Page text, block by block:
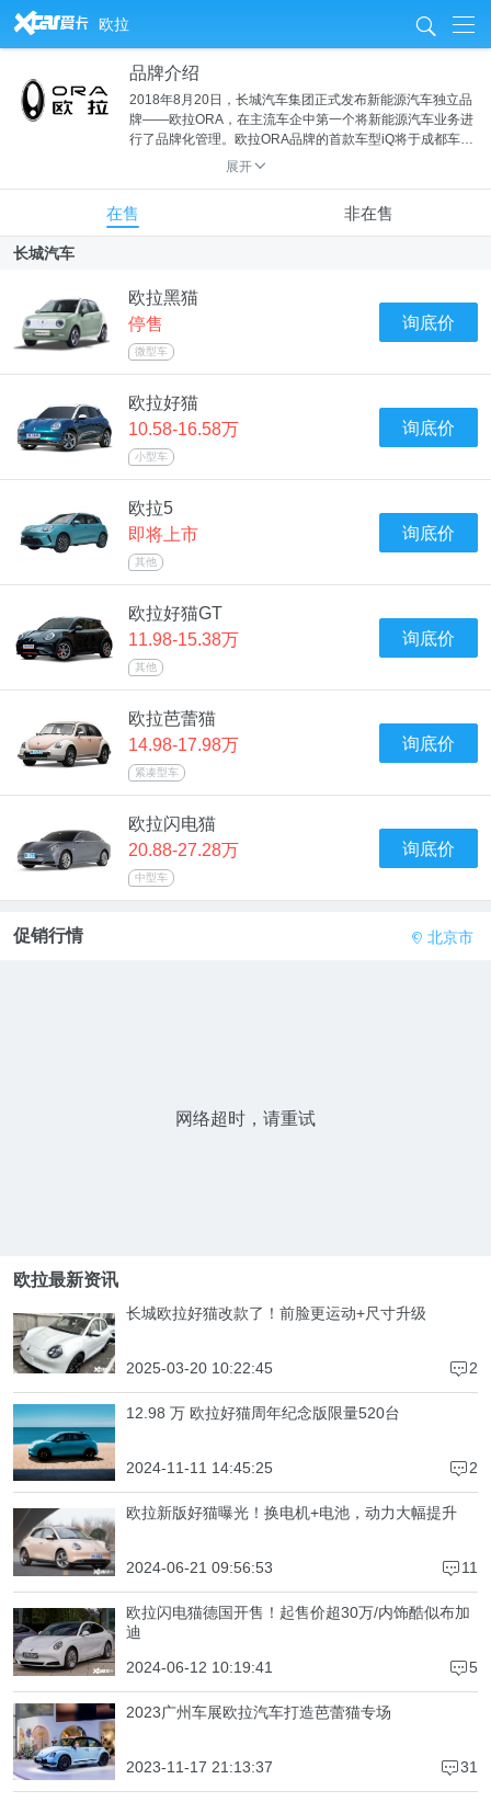
& 欧拉 8
品牌介绍
2018年8月20日，长城汽车集团正式发布新能源汽车独立品
牌——欧拉ORA，在主流车企中第一个将新能源汽车业务进
行了品牌化管理。欧拉ORA品牌的首款车型iQ将于成都车展
展开 L
在售 非在售
长城汽车
欧拉黑猫
停售
微型车
询底价
欧拉好猫
10.58-16.58万
小型车
询底价
欧拉5
即将上市
其他
询底价
欧拉好猫GT
11.98-15.38万
其他
询底价
欧拉芭蕾猫
14.98-17.98万
紧凑型车
询底价
欧拉闪电猫
20.88-27.28万
中型车
询底价
促销行情 a 北京市
网络超时，请重试
欧拉最新资讯
长城欧拉好猫改款了！前脸更运动+尺寸升级
2025-03-20 10:22:45 4 2
12.98 万 欧拉好猫周年纪念版限量520台
2024-11-11 14:45:25 4 2
欧拉新版好猫曝光！换电机+电池，动力大幅提升
2024-06-21 09:56:53 4 11
欧拉闪电猫德国开售！起售价超30万/内饰酷似布加
迪
2024-06-12 10:19:41
45
2023广州车展欧拉汽车打造芭蕾猫专场
2023-11-17 21:13:37 431